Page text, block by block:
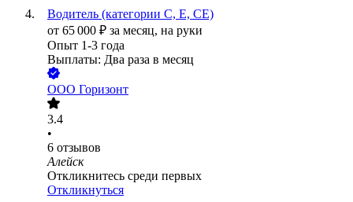
Водитель (категории С, Е, СЕ)
от 65 000 ₽ за месяц, на руки
Опыт 1-3 года
Выплаты: Два раза в месяц
ООО Горизонт
3.4
•
6 отзывов
Алейск
Откликнитесь среди первых
Откликнуться